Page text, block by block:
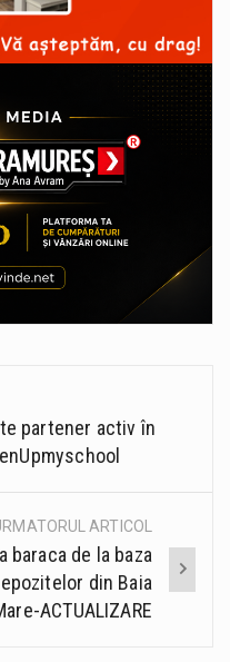
partener activ în
ARTICOL
baraca de la baza
din Baia
ACTUALIZARE